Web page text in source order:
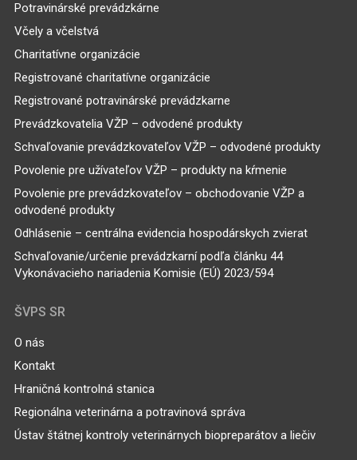
Potravinárské prevádzkárne
Včely a včelstvá
Charitatívne organizácie
Registrované charitatívne organizácie
Registrované potravinárské prevádzkarne
Prevádzkovatelia VŽP – odvodené produkty
Schvaľovanie prevádzkovateľov VŽP – odvodené produkty
Povolenie pre užívateľov VŽP – produkty na kŕmenie
Povolenie pre prevádzkovateľov – obchodovanie VŽP a
odvodené produkty
Odhlásenie – centrálna evidencia hospodárskych zvierat
Schvaľovanie/určenie prevádzkarní podľa článku 44
Vykonávacieho nariadenia Komisie (EÚ) 2023/594
ŠVPS SR
O nás
Kontakt
Hraničná kontrolná stanica
Regionálna veterinárna a potravinová správa
Ústav štátnej kontroly veterinárnych biopreparátov a liečiv